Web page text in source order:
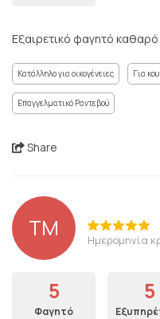
Εξαιρετικό φαγητό
Κατάλληλο για οικογένειες Για
Επαγγελματικό Ραντεβού
Share
ΤΜ Ημερομηνία
5
Φαγητό
5